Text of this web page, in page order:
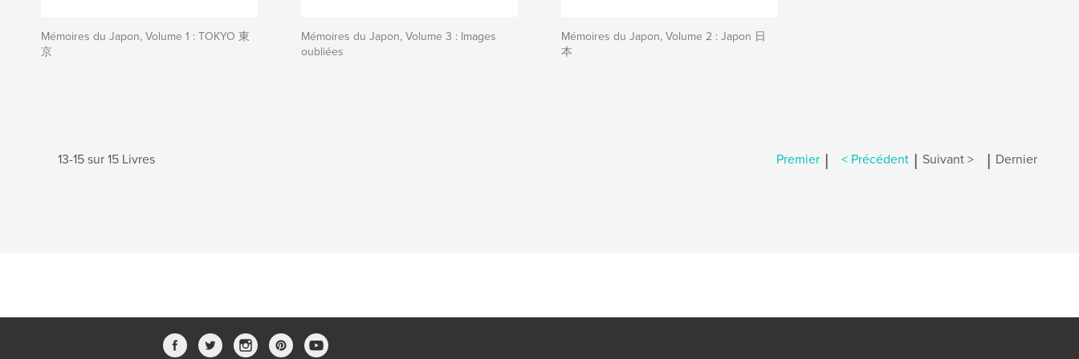
Mémoires du Japon, Volume 1 : TOKYO 東
京
Mémoires du Japon, Volume 3 : Images
oubliées
Mémoires du Japon, Volume 2 : Japon 日
本
13-15 sur 15 Livres Premier | < Précédent | Suivant > | Dernier